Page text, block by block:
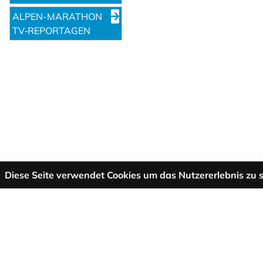
ALPEN-MARATHON
TV‑REPORTAGEN
Diese Seite verwendet Cookies um das Nutzererlebnis zu